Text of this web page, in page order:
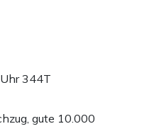
344T
gute 10.000